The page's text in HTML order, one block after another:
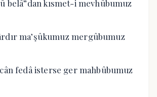
belâ”dan kısmet-i mevhûbumuz
ma’şûkumuz mergûbumuz
fedâ isterse ger mahbûbumuz